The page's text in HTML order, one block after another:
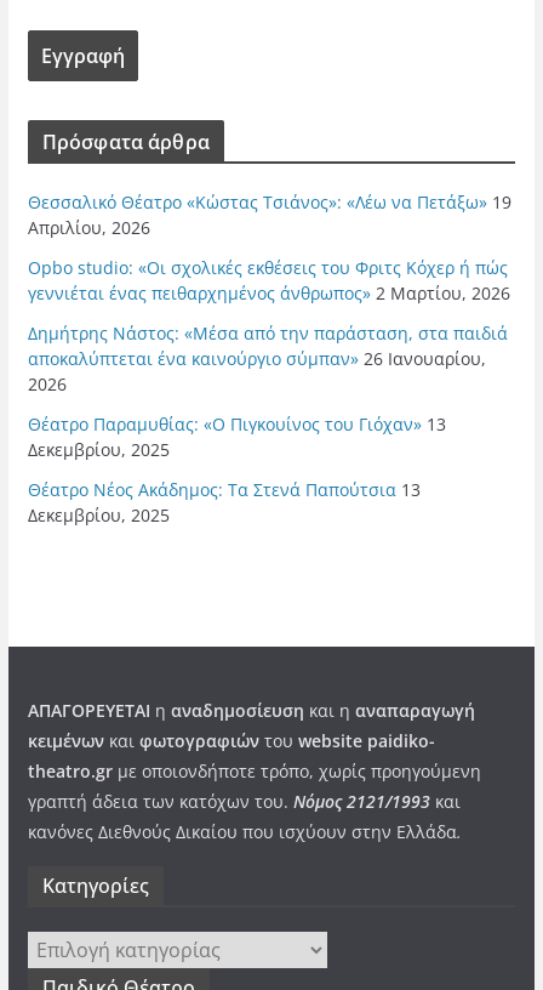
Πρόσφατα άρθρα
Θεσσαλικό Θέατρο «Κώστας Τσιάνος»: «Λέω να Πετάξω» 19
Απριλίου, 2026
Opbo studio: «Οι σχολικές εκθέσεις του Φριτς Κόχερ ή πώς
γεννιέται ένας πειθαρχημένος άνθρωπος» 2 Μαρτίου, 2026
Δημήτρης Νάστος: «Μέσα από την παράσταση, στα παιδιά
αποκαλύπτεται ένα καινούργιο σύμπαν» 26 Ιανουαρίου,
2026
Θέατρο Παραμυθίας: «Ο Πιγκουίνος του Γιόχαν» 13
Δεκεμβρίου, 2025
Θέατρο Νέος Ακάδημος: Τα Στενά Παπούτσια 13
Δεκεμβρίου, 2025
ΑΠΑΓΟΡΕΥΕΤΑΙ η αναδημοσίευση και η αναπαραγωγή
κειμένωνκαι φωτογραφιώντου website paidiko-
theatro.grμε οποιονδήποτε τρόπο, χωρίς προηγούμενη
γραπτή άδεια των κατόχων του. Νόμος 2121/1993και
κανόνες Διεθνούς Δικαίου που ισχύουν στην Ελλάδα.
Kατηγορίες
Kατηγορίες